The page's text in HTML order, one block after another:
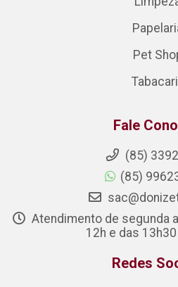
Pet
Fale
(85)
(85)
Atendimento de segunda
12h e das
Redes